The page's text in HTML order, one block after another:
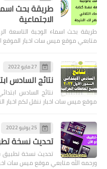
طريقة بحث
الاجتماعية
طريقة بحث اسماء الوجبة التاسعة
متابعي موقع ميس سات اخبار الموقع
27 مايو 2022
نتائج السادس
موقع ميس سات اخبار ننقل لكم اخبار
25 يوليو 2022
تحديث نسخة
ورحمه الله متابعي موقع ميس سات